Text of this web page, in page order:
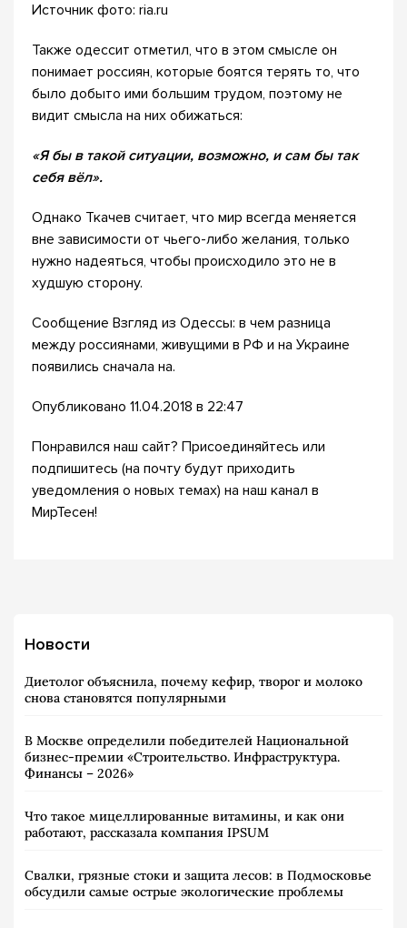
Источник фото: ria.ru
Также одессит отметил, что в этом смысле он
понимает россиян, которые боятся терять то, что
было добыто ими большим трудом, поэтому не
видит смысла на них обижаться:
«Я бы в такой ситуации, возможно, и сам бы так
себя вёл».
Однако Ткачев считает, что мир всегда меняется
вне зависимости от чьего-либо желания, только
нужно надеяться, чтобы происходило это не в
худшую сторону.
Сообщение Взгляд из Одессы: в чем разница
между россиянами, живущими в РФ и на Украине
появились сначала на.
Опубликовано 11.04.2018 в 22:47
Понравился наш сайт? Присоединяйтесь или
подпишитесь (на почту будут приходить
уведомления о новых темах) на наш канал в
МирТесен!
Новости
Диетолог объяснила, почему кефир, творог и молоко
снова становятся популярными
В Москве определили победителей Национальной
бизнес-премии «Строительство. Инфраструктура.
Финансы – 2026»
Что такое мицеллированные витамины, и как они
работают, рассказала компания IPSUM
Свалки, грязные стоки и защита лесов: в Подмосковье
обсудили самые острые экологические проблемы